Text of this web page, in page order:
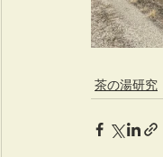
茶の湯研究